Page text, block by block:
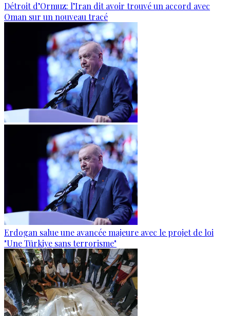
Détroit d’Ormuz: l’Iran dit avoir trouvé un accord avec
Oman sur un nouveau tracé
Erdogan salue une avancée majeure avec le projet de loi
"Une Türkiye sans terrorisme"